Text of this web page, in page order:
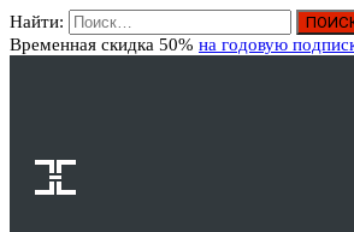
Найти:
Временная скидка 50% на годовую